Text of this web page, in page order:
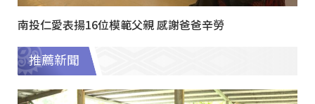
南投仁愛表揚16位模範父親 感謝爸爸辛勞
推薦新聞